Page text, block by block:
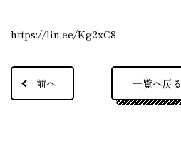
https://lin.ee/Kg2xC8
前へ 一覧へ戻る